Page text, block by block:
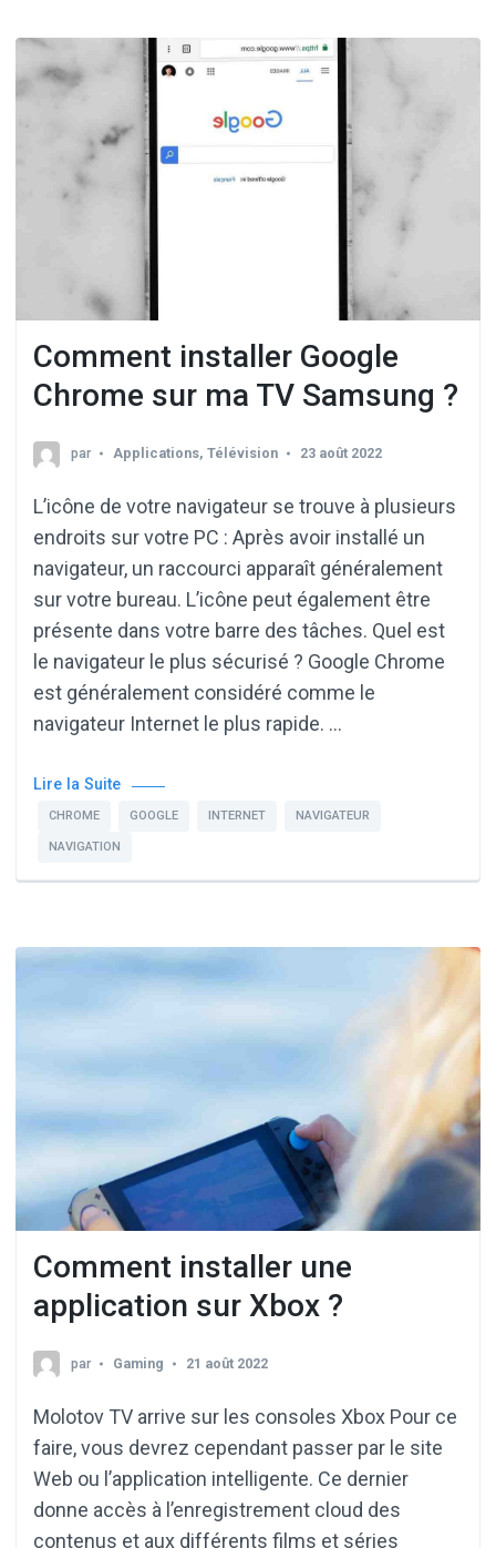
Comment installer Google
Chrome sur ma TV Samsung ?
par Applications, Télévision 23 août 2022
L’icône de votre navigateur se trouve à plusieurs
endroits sur votre PC : Après avoir installé un
navigateur, un raccourci apparaît généralement
sur votre bureau. L’icône peut également être
présente dans votre barre des tâches. Quel est
le navigateur le plus sécurisé ? Google Chrome
est généralement considéré comme le
navigateur Internet le plus rapide. …
Lire la Suite
CHROME GOOGLE INTERNET NAVIGATEUR
NAVIGATION
Comment installer une
application sur Xbox ?
par Gaming 21 août 2022
Molotov TV arrive sur les consoles Xbox Pour ce
faire, vous devrez cependant passer par le site
Web ou l’application intelligente. Ce dernier
donne accès à l’enregistrement cloud des
contenus et aux différents films et séries